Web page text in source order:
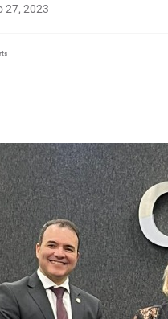
27, 2023